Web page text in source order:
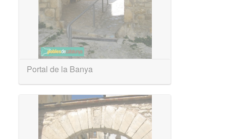
Portal de la Banya